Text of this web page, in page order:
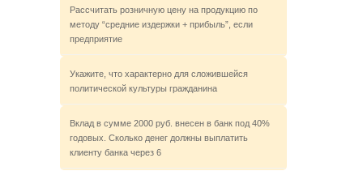
Рассчитать розничную цену на продукцию по
методу “средние издержки + прибыль”, если
предприятие
Укажите, что характерно для сложившейся
политической культуры гражданина
Вклад в сумме 2000 руб. внесен в банк под 40%
годовых. Сколько денег должны выплатить
клиенту банка через 6